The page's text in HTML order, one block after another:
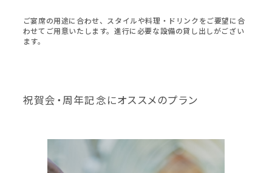
ご宴席の用途に合わせ、スタイルや料理・ドリンクをご要望に合
わせてご用意いたします。進行に必要な設備の貸し出しがござい
ます。
祝賀会・周年記念にオススメのプラン